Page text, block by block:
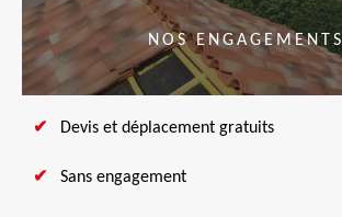
NOS ENGAGEMENTS
Devis et déplacement gratuits
Sans engagement